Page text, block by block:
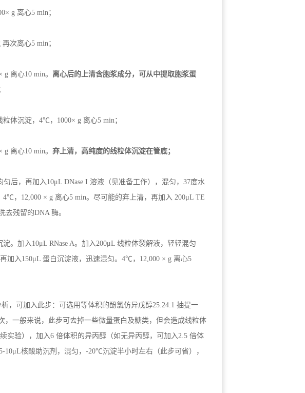
g 离心5 min；
次离心5 min；
离心10 min。 离心后的上清含胞浆成分，可从中提取胞浆蛋
体沉淀，4℃，1000× g 离心5 min；
离心10 min。 弃上清，高纯度的线粒体沉淀在管底；
后，再加入10μL DNase I 溶液（见准备工作），混匀，37度水
4℃，12,000 × g 离心5 min。尽可能的弃上清，再加入 200μL TE
去残留的DNA 酶。
。加入10μL RNase A。加入200μL 线粒体裂解液，轻轻混匀
加入150μL 蛋白沉淀液，迅速混匀。4℃，12,000 × g 离心5
，可加入此步：可选用等体积的酚氯仿异戊醇25:24:1 抽提一
，一般来说，此步可去掉一些微量蛋白及糖类，但会造成线粒体
实验），加入6 倍体积的异丙醇（如无异丙醇，可加入2.5 倍体
核酸助沉剂，混匀，-20℃沉淀半小时左右（此步可省），